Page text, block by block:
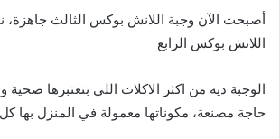
أصبحت الآن وجبة اللانش بوكس الثالث جاهزة،
اللانش بوكس الرابع
الوجبة ديه من اكثر الاكلات اللي بنعتبرها
حاجة مصنعة، مكوناتها معمولة في المنزل بها كل